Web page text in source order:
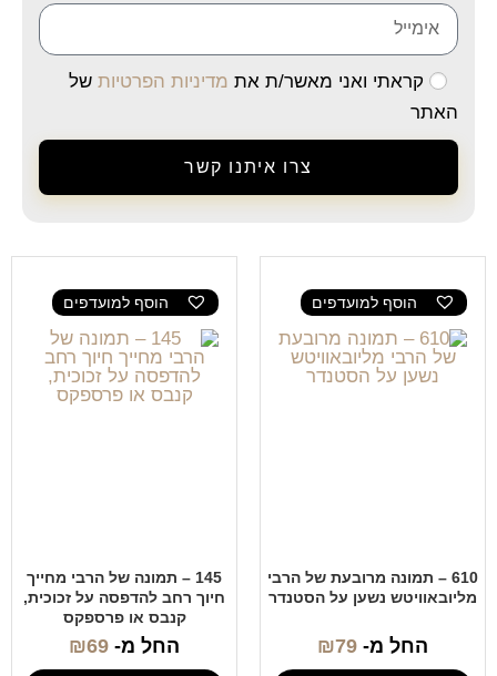
קראתי ואני מאשר/ת את מדיניות הפרטיות של
האתר
צרו איתנו קשר
הוסף למועדפים
610 – תמונה מרובעת של הרבי
מליובאוויטש נשען על הסטנדר
החל מ- ₪79
הוסף למועדפים
145 – תמונה של הרבי מחייך
חיוך רחב להדפסה על זכוכית,
קנבס או פרספקס
החל מ- ₪69